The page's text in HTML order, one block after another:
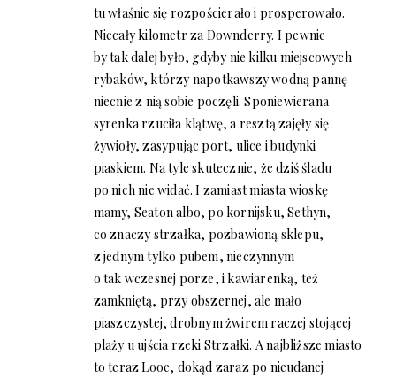
tu właśnie się rozpościerało i prosperowało.
Niecały kilometr za Downderry. I pewnie
by tak dalej było, gdyby nie kilku miejscowych
rybaków, którzy napotkawszy wodną pannę
niecnie z nią sobie poczęli. Sponiewierana
syrenka rzuciła klątwę, a resztą zajęły się
żywioły, zasypując port, ulice i budynki
piaskiem. Na tyle skutecznie, że dziś śladu
po nich nie widać. I zamiast miasta wioskę
mamy, Seaton albo, po kornijsku, Sethyn,
co znaczy strzałka, pozbawioną sklepu,
z jednym tylko pubem, nieczynnym
o tak wczesnej porze, i kawiarenką, też
zamkniętą, przy obszernej, ale mało
piaszczystej, drobnym żwirem raczej stojącej
plaży u ujścia rzeki Strzałki. A najbliższe miasto
to teraz Looe, dokąd zaraz po nieudanej